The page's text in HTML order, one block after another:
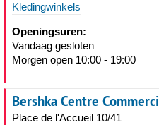
Kledingwinkels
Openingsuren:
Vandaag gesloten
Morgen open 10:00 - 19:00
Bershka Centre
Place de l'Accueil 10/41